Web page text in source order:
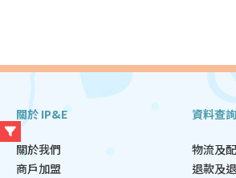
關於 IP&E
關於我們
商戶加盟
資料查詢
物流及
退款及